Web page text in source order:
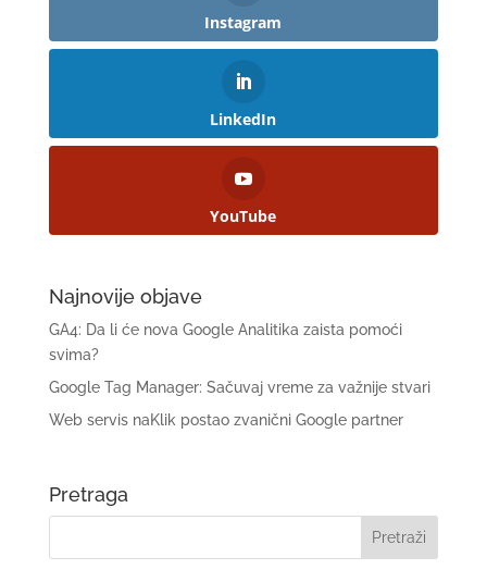
Instagram
LinkedIn
YouTube
Najnovije objave
GA4: Da li će nova Google Analitika zaista pomoći
svima?
Google Tag Manager: Sačuvaj vreme za važnije stvari
Web servis naKlik postao zvanični Google partner
Pretraga